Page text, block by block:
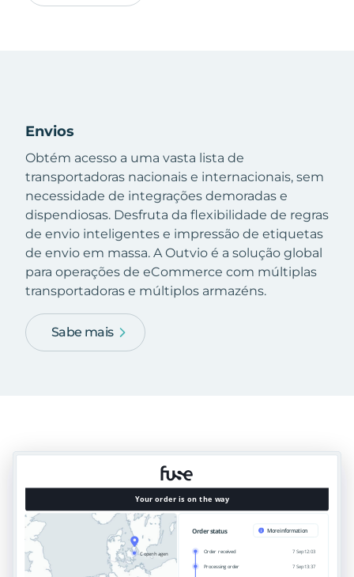
Envios
Obtém acesso a uma vasta lista de
transportadoras nacionais e internacionais, sem
necessidade de integrações demoradas e
dispendiosas. Desfruta da flexibilidade de regras
de envio inteligentes e impressão de etiquetas
de envio em massa. A Outvio é a solução global
para operações de eCommerce com múltiplas
transportadoras e múltiplos armazéns.
Sabe mais